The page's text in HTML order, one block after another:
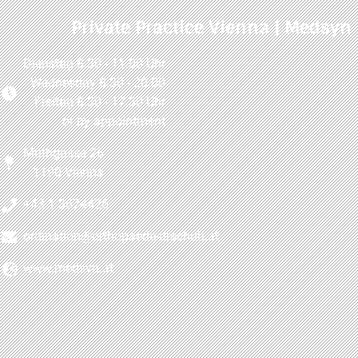
Private Practice Vienna | Medsyn
Dienstag 8:30 - 11:00 Uhr
Wednesday 8:30 - 20:00
Freitag 8:30 - 17:30 Uhr
or by appointment
Muthgasse 26
1190 Vienna
+43 1 3674426
ordination@orthopaede-drschuh.at
www.medsyn.at